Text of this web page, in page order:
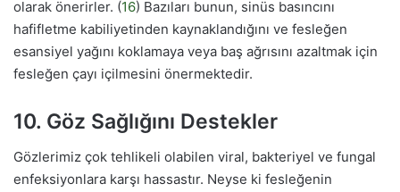
olarak önerirler. (16) Bazıları bunun, sinüs basıncını
hafifletme kabiliyetinden kaynaklandığını ve fesleğen
esansiyel yağını koklamaya veya baş ağrısını azaltmak için
fesleğen çayı içilmesini önermektedir.
10. Göz Sağlığını Destekler
Gözlerimiz çok tehlikeli olabilen viral, bakteriyel ve fungal
enfeksiyonlara karşı hassastır. Neyse ki fesleğenin